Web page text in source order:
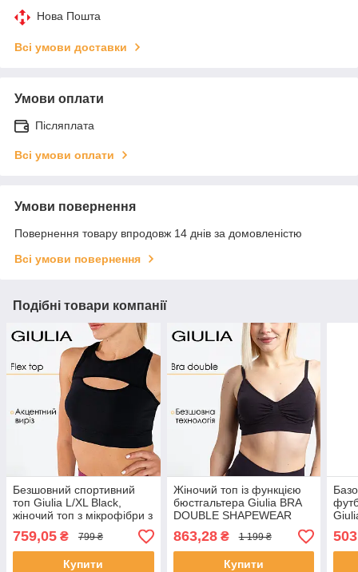
Нова Пошта
Всі умови доставки
Умови оплати
Післяплата
Всі умови оплати
Умови повернення
Повернення товару впродовж 14 днів за домовленістю
Всі умови повернення
Подібні товари компанії
Безшовний спортивний
топ Giulia L/XL Black,
жіночий топ з мікрофібри з
акцентним вирізом
759,05 ₴ 799 ₴
Купити
Жіночий топ із функцією
бюстгальтера Giulia BRA
DOUBLE SHAPEWEAR
L/XL Black-black, з
моделюючим ефектом,
безшовний топ бра
863,28₴ 1 199 ₴
Купити
для
503